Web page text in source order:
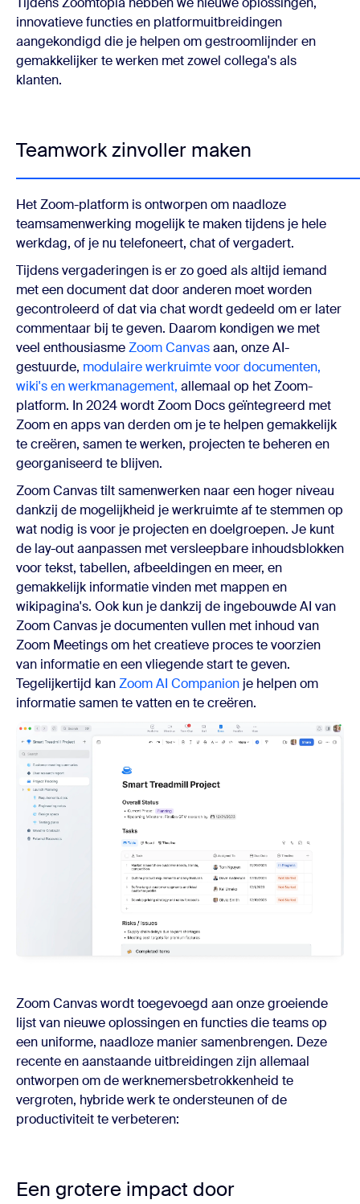
innovatieve functies en platformuitbreidingen
aangekondigd die je helpen om gestroomlijnder en
gemakkelijker te werken met zowel collega's als
klanten.
Teamwork zinvoller maken
Het Zoom-platform is ontworpen om naadloze
teamsamenwerking mogelijk te maken tijdens je hele
werkdag, of je nu telefoneert, chat of vergadert.
Tijdens vergaderingen is er zo goed als altijd iemand
met een document dat door anderen moet worden
gecontroleerd of dat via chat wordt gedeeld om er later
commentaar bij te geven. Daarom kondigen we met
veel enthousiasmeZoom Canvasaan, onze AI-
gestuurde, modulaire werkruimte voor documenten,
wiki's en werkmanagement, allemaal op het Zoom-
platform. In 2024 wordt Zoom Docs geïntegreerd met
Zoom en apps van derden om je te helpen gemakkelijk
te creëren, samen te werken, projecten te beheren en
georganiseerd te blijven.
Zoom Canvas tilt samenwerken naar een hoger niveau
dankzij de mogelijkheid je werkruimte af te stemmen op
wat nodig is voor je projecten en doelgroepen. Je kunt
de lay-out aanpassen met versleepbare inhoudsblokken
voor tekst, tabellen, afbeeldingen en meer, en
gemakkelijk informatie vinden met mappen en
wikipagina's. Ook kun je dankzij de ingebouwde AI van
Zoom Canvas je documenten vullen met inhoud van
Zoom Meetings om het creatieve proces te voorzien
van informatie en een vliegende start te geven.
Tegelijkertijd kanZoom AI Companion je helpen om
informatie samen te vatten en te creëren.
Zoom Canvas wordt toegevoegd aan onze groeiende
lijst van nieuwe oplossingen en functies die teams op
een uniforme, naadloze manier samenbrengen. Deze
recente en aanstaande uitbreidingen zijn allemaal
ontworpen om de werknemersbetrokkenheid te
vergroten, hybride werk te ondersteunen of de
productiviteit te verbeteren:
Een grotere impact door